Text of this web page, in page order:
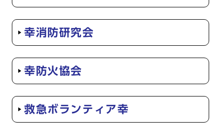
幸消防研究会
幸防火協会
救急ボランティア幸